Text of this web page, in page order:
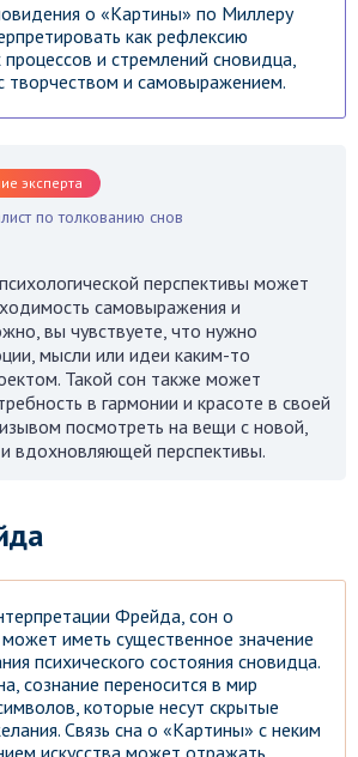
о «Картины» по Миллеру
как рефлексию
процессов и стремлений сновидца,
творчеством и самовыражением.
эксперта
по толкованию снов
перспективы может
самовыражения и
вы чувствуете, что нужно
мысли или идеи каким-то
Такой сон также может
в гармонии и красоте в своей
посмотреть на вещи с новой,
вдохновляющей перспективы.
Фрейда, сон о
иметь существенное значение
психического состояния сновидца.
сознание переносится в мир
которые несут скрытые
Связь сна о «Картины» с неким
искусства может отражать